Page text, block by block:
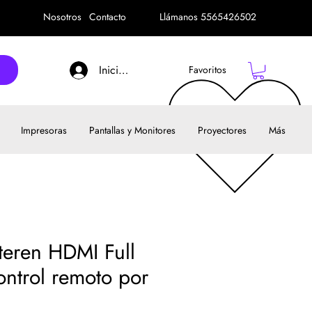
Nosotros Contacto Llámanos 5565426502
Iniciar sesión Favoritos
Impresoras Pantallas y Monitores Proyectores Más
HDMI Full
remoto por